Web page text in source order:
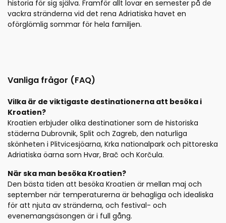
historia för sig själva. Framför allt lovar en semester på de
vackra stränderna vid det rena Adriatiska havet en
oförglömlig sommar för hela familjen.
Vanliga frågor (FAQ)
Vilka är de viktigaste destinationerna att besöka i
Kroatien?
Kroatien erbjuder olika destinationer som de historiska
städerna Dubrovnik, Split och Zagreb, den naturliga
skönheten i Plitvicesjöarna, Krka nationalpark och pittoreska
Adriatiska öarna som Hvar, Brač och Korčula.
När ska man besöka Kroatien?
Den bästa tiden att besöka Kroatien är mellan maj och
september när temperaturerna är behagliga och idealiska
för att njuta av stränderna, och festival- och
evenemangsäsongen är i full gång.